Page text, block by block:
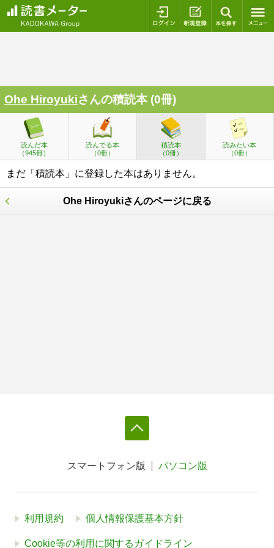
ログイン 新規登録
Ohe Hiroyukiさんの積読本 (0冊)
読んだ本
（945冊）
読んでる本
（0冊）
積読本
（0冊）
読みたい本
（0冊）
まだ「積読本」に登録した本はありません。
Ohe Hiroyukiさんのページに戻る
スマートフォン版 パソコン版
利用規約 個人情報保護基本方針
Cookie等の利用に関するガイドライン